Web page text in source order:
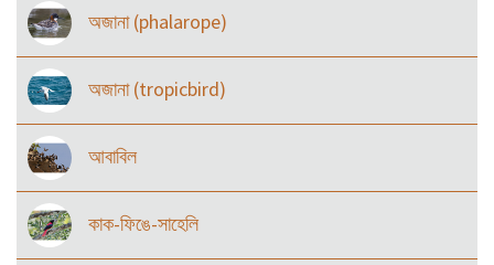
অজানা (phalarope)
অজানা (tropicbird)
আবাবিল
কাক-ফিঙে-সাহেলি